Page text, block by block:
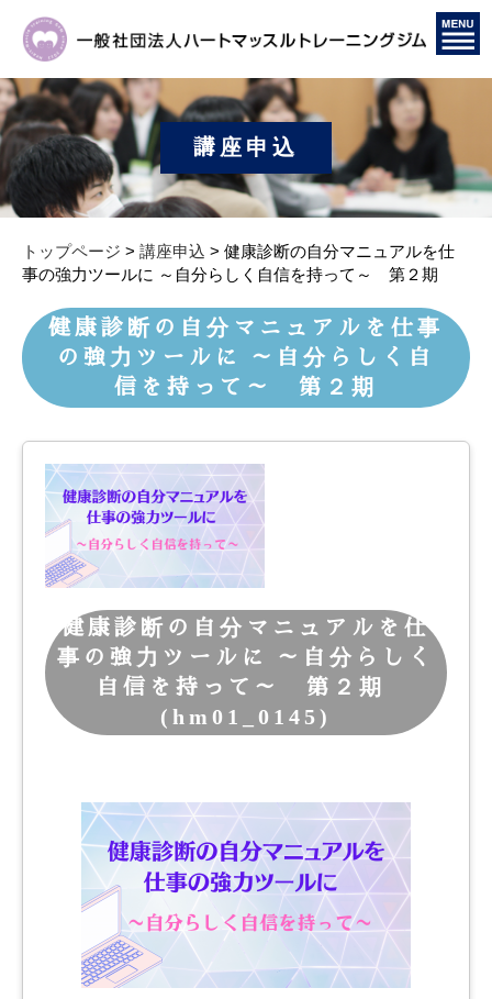
講座申込
トップページ > 講座申込 > 健康診断の自分マニュアルを仕
事の強力ツールに ～自分らしく自信を持って～ 第２期
健康診断の自分マニュアルを仕事
の強力ツールに ～自分らしく自
信を持って～ 第２期
健康診断の自分マニュアルを仕
事の強力ツールに ～自分らしく
自信を持って～ 第２期
(hm01_0145)